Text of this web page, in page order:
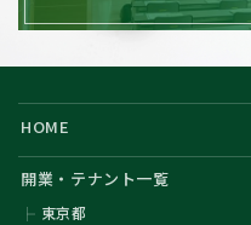
HOME
開業・テナント一覧
東京都